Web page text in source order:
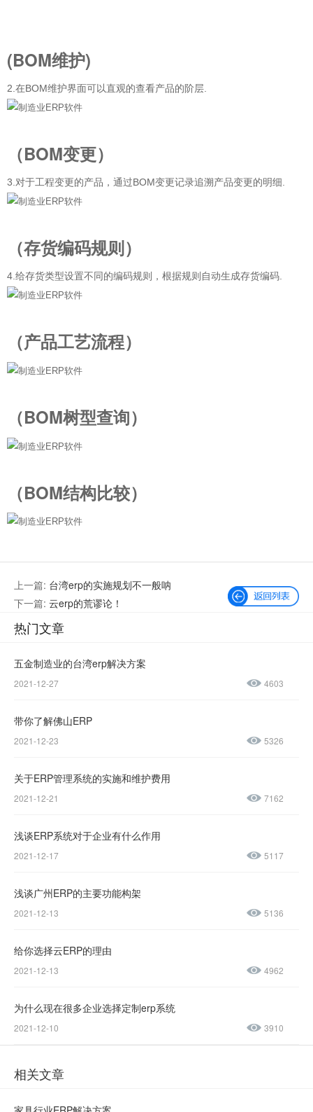
(BOM维护)
2.在BOM维护界面可以直观的查看产品的阶层.
（BOM变更）
3.对于工程变更的产品，通过BOM变更记录追溯产品变更的明细.
（存货编码规则）
4.给存货类型设置不同的编码规则，根据规则自动生成存货编码.
（产品工艺流程）
（BOM树型查询）
（BOM结构比较）
上一篇: 台湾erp的实施规划不一般呐
下一篇: 云erp的荒谬论！
热门文章
五金制造业的台湾erp解决方案
2021-12-27 4603
带你了解佛山ERP
2021-12-23 5326
关于ERP管理系统的实施和维护费用
2021-12-21 7162
浅谈ERP系统对于企业有什么作用
2021-12-17 5117
浅谈广州ERP的主要功能构架
2021-12-13 5136
给你选择云ERP的理由
2021-12-13 4962
为什么现在很多企业选择定制erp系统
2021-12-10 3910
相关文章
4155
1237-